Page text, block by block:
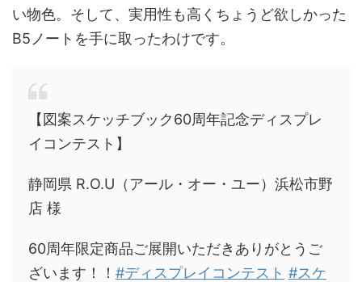
い物色。そして、実用性も高くちょうど欲しかった
B5ノートを手に取ったわけです。
【図案スケッチブック60周年記念ディスプレ
イコンテスト】
静岡県 R.O.U（アール・オー・ユー）浜松市野
店 様
60周年限定商品ご展開いただきありがとうご
ざいます！！ #ディスプレイコンテスト #スケ